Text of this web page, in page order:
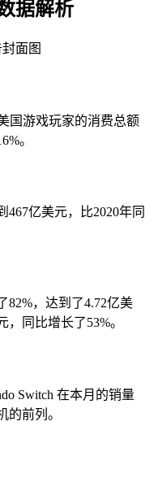
据解析
国游戏玩家的消费总额
。
亿美元，比2020年同
82%，达到了4.72亿美
同比增长了53%。
Switch 在本月的销量
的前列。